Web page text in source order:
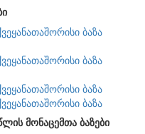
ბაზა
ბაზა
ბაზა
ბაზა
მონაცემთა ბაზები